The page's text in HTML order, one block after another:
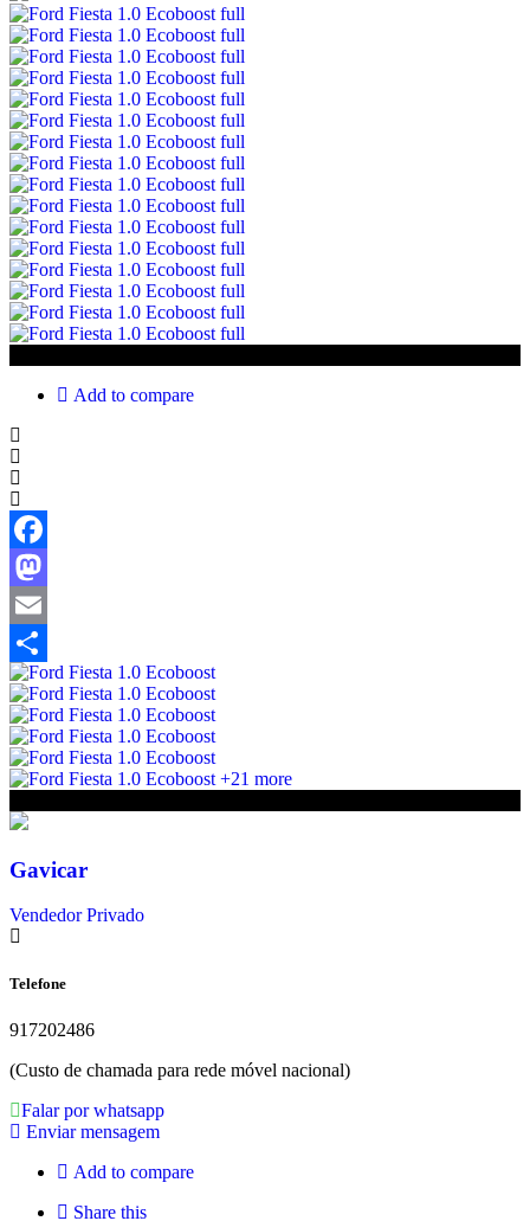
Add to compare
Facebook
Mastodon
Email
Share
+21 more
Gavicar
Vendedor Privado
Telefone
917202486
(Custo de chamada para rede móvel nacional)
Falar por whatsapp
Enviar mensagem
Add to compare
Share this